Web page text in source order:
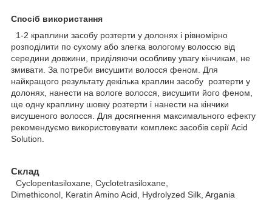
Спосіб використання
1-2 краплини засобу розтерти у долонях і рівномірно
розподілити по сухому або злегка вологому волоссю від
середини довжини, приділяючи особливу увагу кінчикам, не
змивати. За потреби висушити волосся феном. Для
найкращого результату декілька краплин засобу розтерти у
долонях, нанести на вологе волосся, висушити його феном,
ще одну краплину шовку розтерти і нанести на кінчики
висушеного волосся. Для досягнення максимального ефекту
рекомендуємо використовувати комплекс засобів серії Acid
Solution.
Склад
Cyclopentasiloxane, Cyclotetrasiloxane,
Dimethiconol, Keratin Amino Acid, Hydrolyzed Silk, Argania